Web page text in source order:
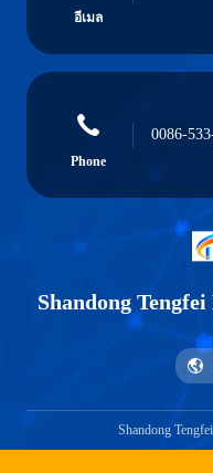
อีเมล
Phone
0086-
Shandong
Shandong